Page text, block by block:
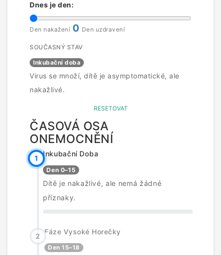
Dnes je den:
Den nakažení 0 Den uzdravení
SOUČASNÝ STAV
Inkubační doba
Virus se množí, dítě je asymptomatické, ale
nakažlivé.
RESETOVAT
ČASOVÁ OSA
ONEMOCNĚNÍ
1
Inkubační Doba
Den 0–15
Dítě je nakažlivé, ale nemá žádné
příznaky.
2
Fáze Vysoké Horečky
Den 15–18